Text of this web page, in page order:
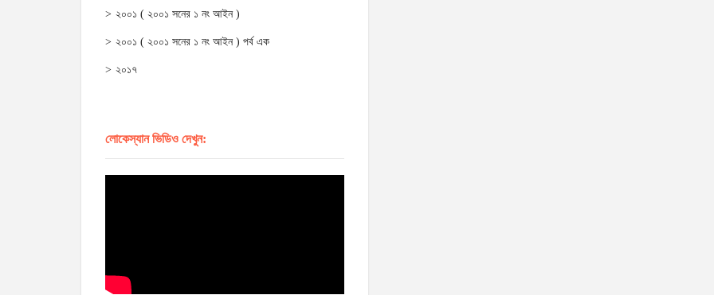
২০০১ ( ২০০১ সনের ১ নং আইন )
২০০১ ( ২০০১ সনের ১ নং আইন ) পর্ব এক
২০১৭
লোকেস্যান ভিডিও দেখুন: